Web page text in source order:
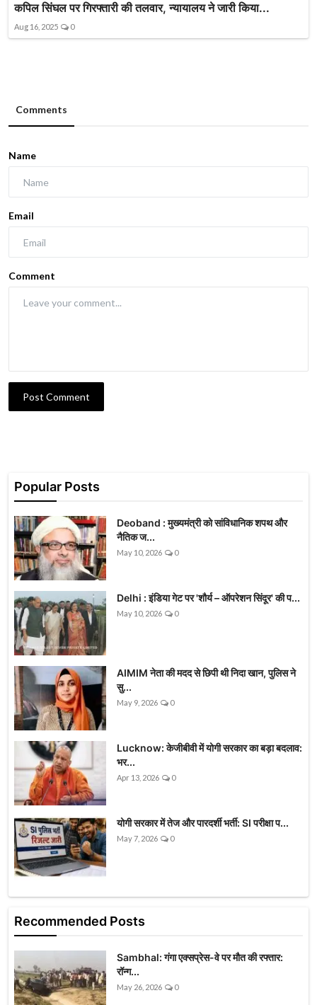
कपिल सिंघल पर गिरफ्तारी की तलवार, न्यायालय ने जारी किया...
Aug 16, 2025 0
Comments
Name
Email
Comment
Post Comment
Popular Posts
Deoband : मुख्यमंत्री को सांविधानिक शपथ और
नैतिक ज...
May 10, 2026 0
Delhi : इंडिया गेट पर 'शौर्य – ऑपरेशन सिंदूर' की प...
May 10, 2026 0
AIMIM नेता की मदद से छिपी थी निदा खान, पुलिस ने
सु...
May 9, 2026 0
Lucknow: केजीबीवी में योगी सरकार का बड़ा बदलाव:
भर...
Apr 13, 2026 0
योगी सरकार में तेज और पारदर्शी भर्ती: SI परीक्षा प...
May 7, 2026 0
Recommended Posts
Sambhal: गंगा एक्सप्रेस-वे पर मौत की रफ्तार:
रॉन्ग...
May 26, 2026 0